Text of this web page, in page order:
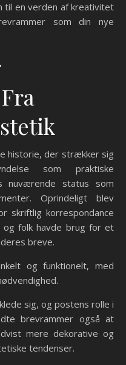
til en verden af kreativitet
som din nye
historie, der strækker sig
som praktiske
nuværende status som
Oprindeligt blev
skriftlig korrespondance
og folk havde brug for et
breve.
og funktionelt, med
sig, og postens rolle i
brevrammer også at
mere dekorative og
tendenser.